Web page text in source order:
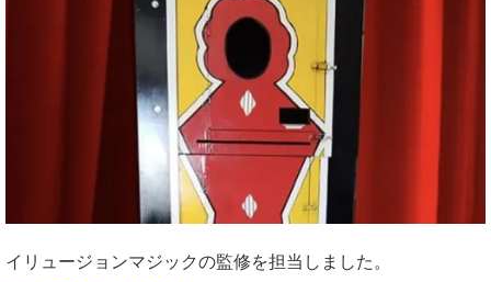
イリュージョンマジックの監修を担当しました。